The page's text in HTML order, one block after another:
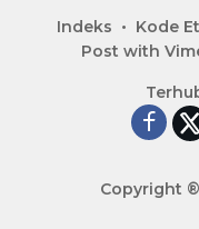
Indeks Kode
Post with
Copyright